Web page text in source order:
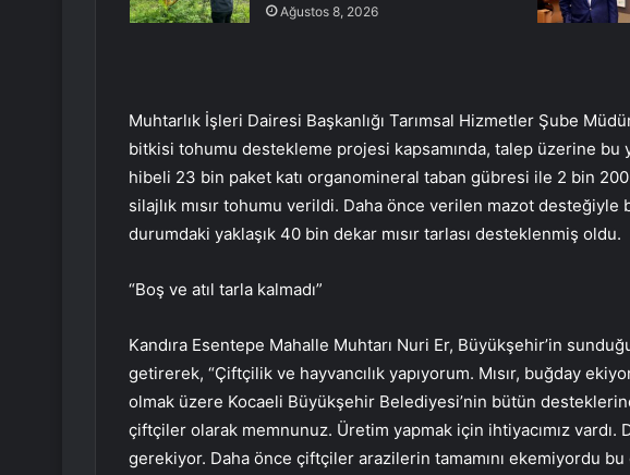
Ağustos 8, 2026
Muhtarlık İşleri Dairesi Başkanlığı Tarımsal Hizmetler Şube
bitkisi tohumu destekleme projesi kapsamında, talep üzerine bu
hibeli 23 bin paket katı organomineral taban gübresi ile 2 bin
silajlık mısır tohumu verildi. Daha önce verilen mazot desteğiyle
durumdaki yaklaşık 40 bin dekar mısır tarlası desteklenmiş oldu.
“Boş ve atıl tarla kalmadı”
Kandıra Esentepe Mahalle Muhtarı Nuri Er, Büyükşehir’in
getirerek, “Çiftçilik ve hayvancılık yapıyorum. Mısır, buğday
olmak üzere Kocaeli Büyükşehir Belediyesi’nin bütün
çiftçiler olarak memnunuz. Üretim yapmak için ihtiyacımız
gerekiyor. Daha önce çiftçiler arazilerin tamamını ekemiyordu